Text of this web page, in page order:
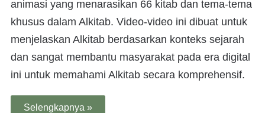
animasi yang menarasikan 66 kitab dan tema-tema
khusus dalam Alkitab. Video-video ini dibuat untuk
menjelaskan Alkitab berdasarkan konteks sejarah
dan sangat membantu masyarakat pada era digital
ini untuk memahami Alkitab secara komprehensif.
Selengkapnya »